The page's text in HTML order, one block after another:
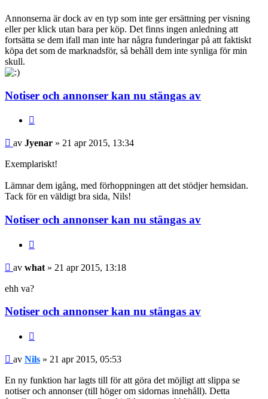
Annonserna är dock av en typ som inte ger ersättning per visning
eller per klick utan bara per köp. Det finns ingen anledning att
fortsätta se dem ifall man inte har några funderingar på att faktiskt
köpa det som de marknadsför, så behåll dem inte synliga för min
skull.
Notiser och annonser kan nu stängas av
av Jyenar » 21 apr 2015, 13:34
Exemplariskt!
Lämnar dem igång, med förhoppningen att det stödjer hemsidan.
Tack för en väldigt bra sida, Nils!
Notiser och annonser kan nu stängas av
av what » 21 apr 2015, 13:18
ehh va?
Notiser och annonser kan nu stängas av
av Nils » 21 apr 2015, 05:53
En ny funktion har lagts till för att göra det möjligt att slippa se
notiser och annonser (till höger om sidornas innehåll). Detta